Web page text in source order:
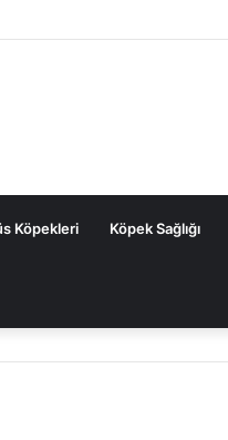
Sık Sorulan Sorular ve Cevaplar
Köpekleri Köpek Sağlığı